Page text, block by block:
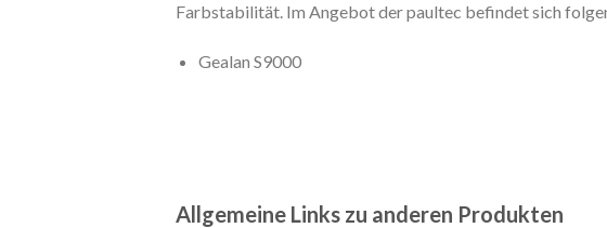
Farbstabilität. Im Angebot der paultec befindet sich
Gealan S9000
Allgemeine Links zu anderen Produkten